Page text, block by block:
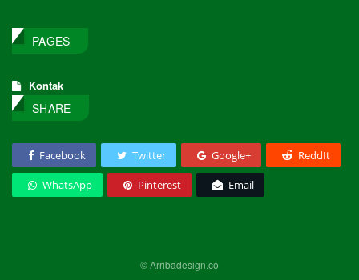
PAGES
Kontak
SHARE
Facebook Twitter Google+ ReddIt
WhatsApp Pinterest Email
© Arribadesign.co